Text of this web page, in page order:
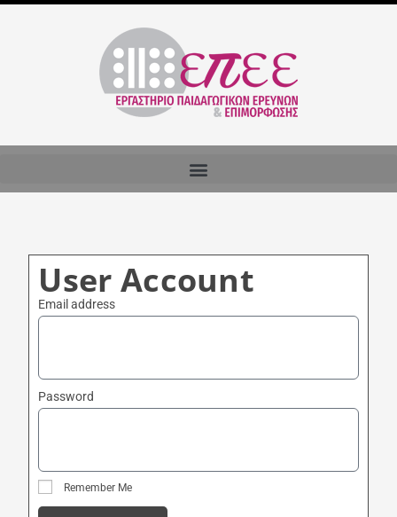
User Account
Email address
Password
Remember Me